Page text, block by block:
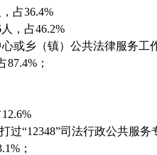
占36.4%
，占46.2%
或乡（镇）公共法律服务
；
过“12348”司法行政公共服务
；